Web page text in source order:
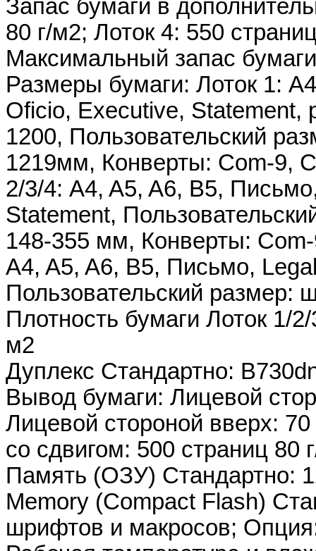
Запас бумаги в
80 г/м2; Лоток 4: 550
Максимальный запас
Размеры бумаги: Лоток 1:
Oficio, Executive, Statement,
1200, Пользовательский
1219мм, Конверты: Com-9,
2/3/4: A4, A5, A6, B5,
Statement,
148-355 мм, Конверты:
A4, A5, A6, B5, Письмо,
Пользовательский
Плотность бумаги Лоток 1/
м2
Дуплекс Стандартно:
Вывод бумаги: Лицевой
Лицевой стороной вверх:
со сдвигом: 500 страниц 80
Память (ОЗУ) Стандартно:
Memory (Compact Flash)
шрифтов и макросов;